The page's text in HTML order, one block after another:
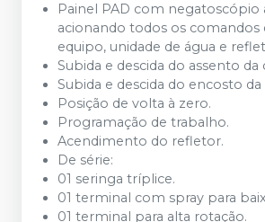
Painel PAD com negatoscópio
acionando todos os comandos
equipo, unidade de água e
Subida e descida do assento da
Subida e descida do encosto da
Posição de volta à zero.
Programação de trabalho.
Acendimento do refletor.
De série:
01 seringa tríplice.
01 terminal com spray para
01 terminal para alta rotação.